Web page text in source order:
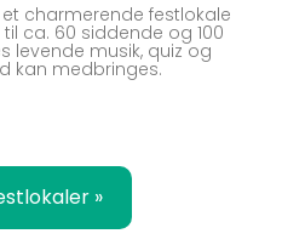
charmerende festlokale
ca. 60 siddende og 100
levende musik, quiz og
kan medbringes.
»